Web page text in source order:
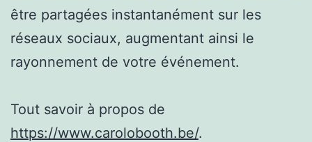
être partagées instantanément sur les
réseaux sociaux, augmentant ainsi le
rayonnement de votre événement.
Tout savoir à propos de
https://www.carolobooth.be/.